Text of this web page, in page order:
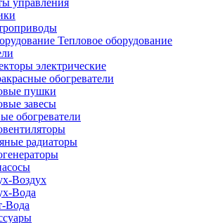
управления
Тепловое оборудование
электрические
обогреватели
пушки
завесы
обогреватели
радиаторы
Воздух
Вода
Вода